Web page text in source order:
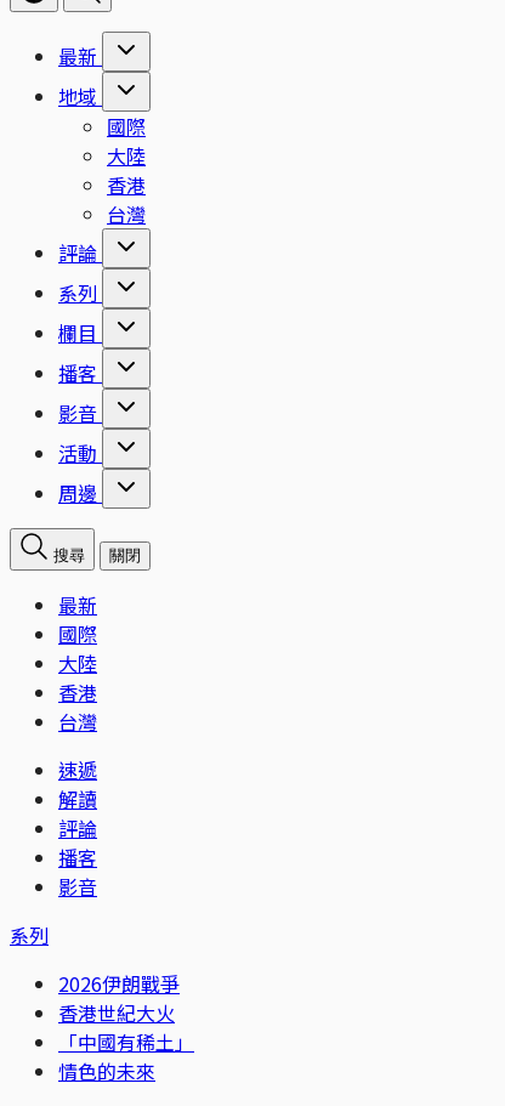
最新
地域
國際
大陸
香港
台灣
評論
系列
欄目
播客
影音
活動
周邊
搜尋 關閉
最新
國際
大陸
香港
台灣
速遞
解讀
評論
播客
影音
系列
2026伊朗戰爭
香港世紀大火
「中國有稀土」
情色的未來